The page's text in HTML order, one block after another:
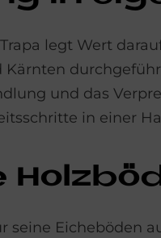
legt Wert
Kärnten
und das
in einer
seine Eicheböden